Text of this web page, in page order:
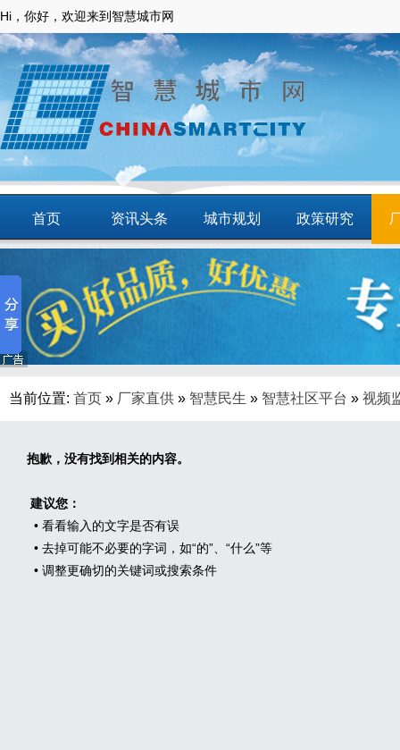
Hi，你好，欢迎来到智慧城市网
首页 资讯头条 城市规划 政策研究
智慧应用 商圈
当前位置: 首页 » 厂家直供 » 智慧民生 » 智慧社区平台 » 视频
抱歉，没有找到相关的内容。
建议您：
• 看看输入的文字是否有误
• 去掉可能不必要的字词，如“的”、“什么”等
• 调整更确切的关键词或搜索条件